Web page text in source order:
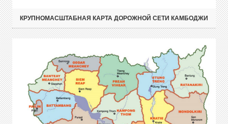
КРУПНОМАСШТАБНАЯ КАРТА ДОРОЖНОЙ СЕТИ КАМБОДЖИ